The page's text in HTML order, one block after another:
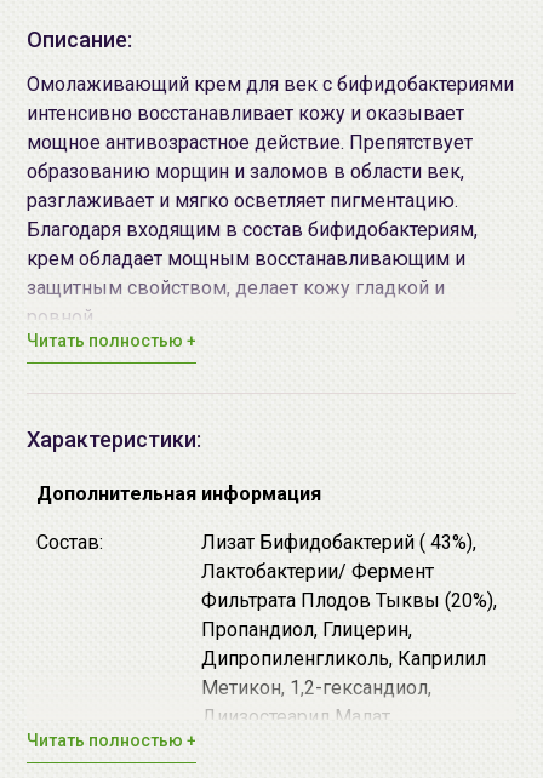
Описание:
Омолаживающий крем для век с бифидобактериями
интенсивно восстанавливает кожу и оказывает
мощное антивозрастное действие. Препятствует
образованию морщин и заломов в области век,
разглаживает и мягко осветляет пигментацию.
Благодаря входящим в состав бифидобактериям,
крем обладает мощным восстанавливающим и
защитным свойством, делает кожу гладкой и
ровной.
биологически активных веществ, полученных
бифидобактерий. Обладает мощнейшими
защитными свойствами. Стимулирует
пролиферацию фибробластов - основных
клеток соединительной ткани. Этот факт
объясняет великолепную способность крема
разглаживать морщинки и делать кожу гладкой
Лактобактерии - осветляют, увлажняют,
устраняют покраснения, регулируют выработку
Читать полностью +
Характеристики:
Дополнительная информация
Состав:
Лизат Бифидобактерий ( 43%),
Лактобактерии/ Фермент
Фильтрата Плодов Тыквы (20%),
Пропандиол, Глицерин,
Дипропиленгликоль, Каприлил
Метикон, 1,2-гександиол,
Диизостеарил Малат,
Читать полностью +